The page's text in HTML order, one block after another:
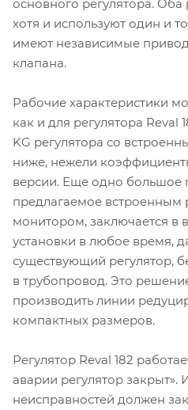
основного регулятора. Оба
хотя и используют один и
имеют независимые
клапана.
Рабочие характеристики
как и для регулятора
KG регулятора со
ниже, нежели
версии. Еще одно большое
предлагаемое встроенным
монитором, заключается в
установки в любое время,
существующий регулятор,
в трубопровод. Это
производить линии
компактных размеров.
Регулятор Reval 182
аварии регулятор
неисправностей должен